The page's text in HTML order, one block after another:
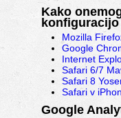
Kako
Mozilla
Google
Internet
Safari 6/7
Safari 8
Safari v
Google